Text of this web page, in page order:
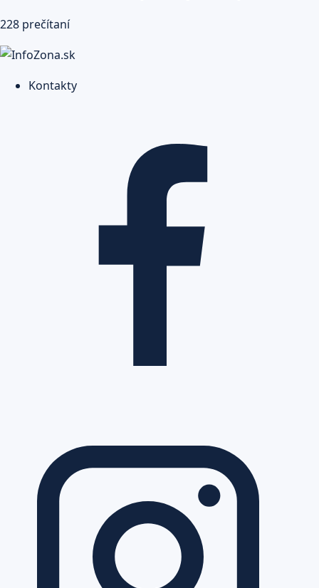
228 prečítaní
Kontakty